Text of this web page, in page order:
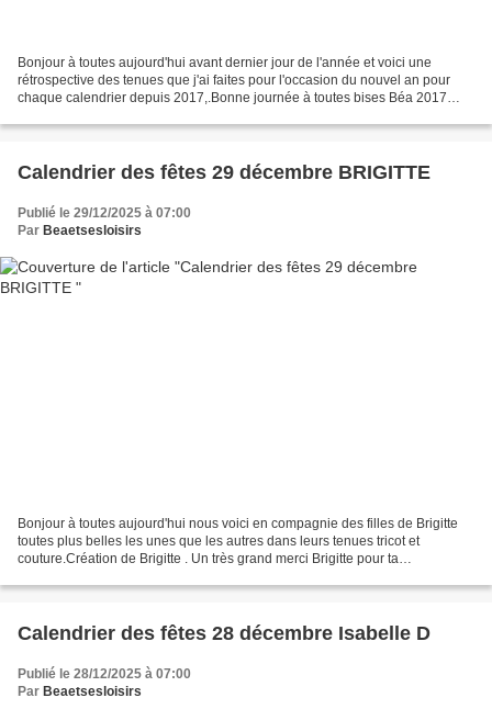
Bonjour à toutes aujourd'hui avant dernier jour de l'année et voici une
rétrospective des tenues que j'ai faites pour l'occasion du nouvel an pour
chaque calendrier depuis 2017,.Bonne journée à toutes bises Béa 2017
Calendrier des fêtes 29 décembre BRIGITTE
Publié le 29/12/2025 à 07:00
Par Beaetsesloisirs
Bonjour à toutes aujourd'hui nous voici en compagnie des filles de Brigitte
toutes plus belles les unes que les autres dans leurs tenues tricot et
couture.Création de Brigitte . Un très grand merci Brigitte pour ta
Calendrier des fêtes 28 décembre Isabelle D
Publié le 28/12/2025 à 07:00
Par Beaetsesloisirs